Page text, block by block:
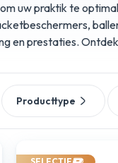
uw praktik te
en prestaties.
Producttype